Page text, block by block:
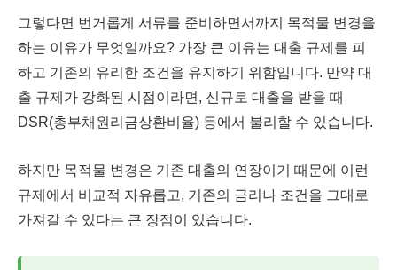
그렇다면 번거롭게 서류를 준비하면서까지 목적물 변경을
하는 이유가 무엇일까요? 가장 큰 이유는 대출 규제를 피
하고 기존의 유리한 조건을 유지하기 위함입니다. 만약 대
출 규제가 강화된 시점이라면, 신규로 대출을 받을 때
DSR(총부채원리금상환비율) 등에서 불리할 수 있습니다.
하지만 목적물 변경은 기존 대출의 연장이기 때문에 이런
규제에서 비교적 자유롭고, 기존의 금리나 조건을 그대로
가져갈 수 있다는 큰 장점이 있습니다.